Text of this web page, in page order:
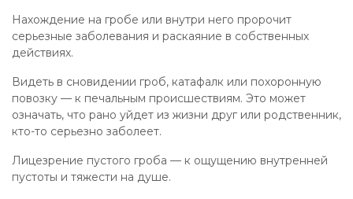
Нахождение на гробе или внутри него пророчит
серьезные заболевания и раскаяние в собственных
действиях.
Видеть в сновидении гроб, катафалк или похоронную
повозку — к печальным происшествиям. Это может
означать, что рано уйдет из жизни друг или родственник,
кто-то серьезно заболеет.
Лицезрение пустого гроба — к ощущению внутренней
пустоты и тяжести на душе.